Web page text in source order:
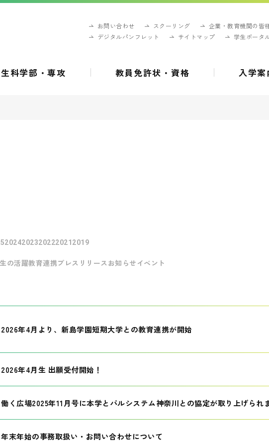
お問い合わせ スクーリング
企業・教育機関の皆
デジタルパンフレット
サイトマップ 学生ポータ
科学部・専攻 教員免許状・資格 入学案
2024202320222021 2019
の活躍教育連携プレスリリース お知らせ イベント
2026年4月より、新島学園短期大学との教育連携が開始
2026年4月生 出願受付開始！
働く広場2025年11月号に本学とパルシステム神奈川との協定が取り上げられ
年末年始の事務取扱い・お問い合わせについて